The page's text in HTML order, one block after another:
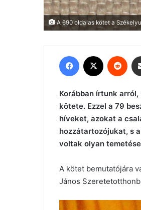
A 690 oldalas kötet a
Facebook
Korábban írtunk
kötete. Ezzel a 79
híveket, azokat a
hozzátartozójukat, s
voltak olyan
A kötet bemutatójára
János